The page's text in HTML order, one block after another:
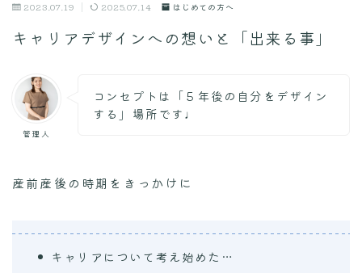
2023.07.19 2025.07.14 はじめての方へ
キャリアデザインへの想いと「出来る事」
管理人
コンセプトは「５年後の自分をデザイン
する」場所です♩
産前産後の時期をきっかけに
キャリアについて考え始めた…